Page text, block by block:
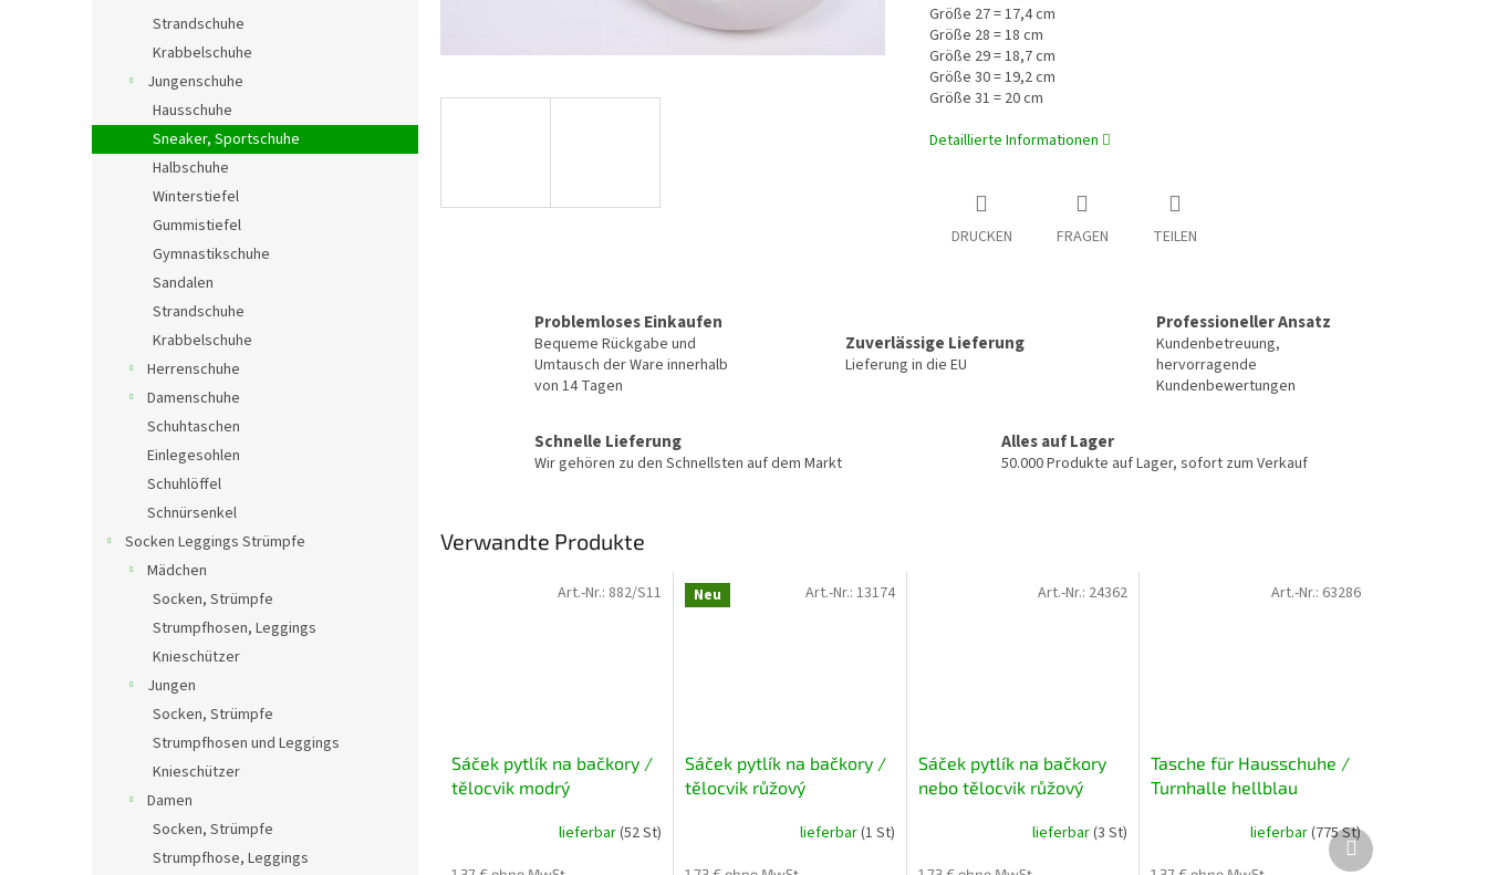
Strandschuhe
Krabbelschuhe
Jungenschuhe
Hausschuhe
Sneaker, Sportschuhe
Halbschuhe
Winterstiefel
Gummistiefel
Gymnastikschuhe
Sandalen
Strandschuhe
Krabbelschuhe
Herrenschuhe
Damenschuhe
Schuhtaschen
Einlegesohlen
Schuhlöffel
Schnürsenkel
Socken Leggings Strümpfe
Mädchen
Socken, Strümpfe
Strumpfhosen, Leggings
Knieschützer
Jungen
Socken, Strümpfe
Strumpfhosen und Leggings
Knieschützer
Damen
Socken, Strümpfe
Strumpfhose, Leggings
Größe 27 = 17,4 cm
Größe 28 = 18 cm
Größe 29 = 18,7 cm
Größe 30 = 19,2 cm
Größe 31 = 20 cm
Detaillierte Informationen
DRUCKEN FRAGEN TEILEN
Problemloses Einkaufen
Bequeme Rückgabe und
Umtausch der Ware innerhalb
von 14 Tagen
Zuverlässige Lieferung
Lieferung in die EU
Professioneller Ansatz
Kundenbetreuung,
hervorragende
Kundenbewertungen
Schnelle Lieferung
Wir gehören zu den Schnellsten auf dem Markt
Alles auf Lager
50.000 Produkte auf Lager, sofort zum Verkauf
Verwandte Produkte
Sáček pytlík na bačkory /
tělocvik modrý
lieferbar(52 St)
Art.-Nr.: 882/S11 Neu
Sáček pytlík na bačkory /
tělocvik růžový
lieferbar(1 St)
Art.-Nr.: 13174
Sáček pytlík na bačkory
nebo tělocvik růžový
lieferbar(3 St)
Art.-Nr.: 24362
Tasche für Hausschuhe /
Turnhalle hellblau
lieferbar(775 St)
Art.-Nr.: 63286
Nächstes
Produkt